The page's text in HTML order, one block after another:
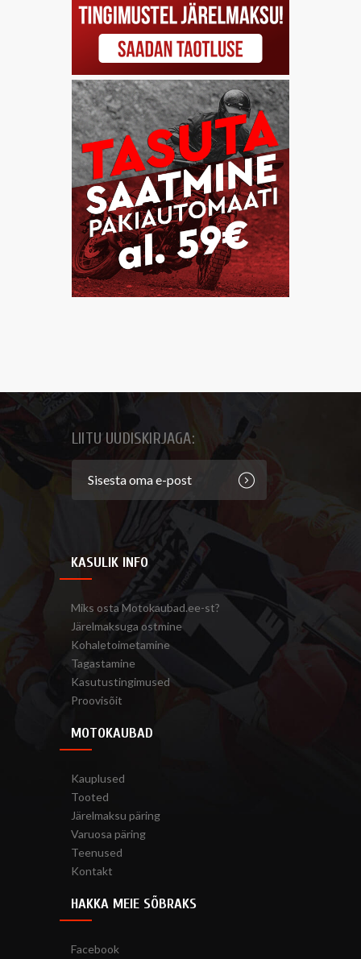
LIITU UUDISKIRJAGA:
KASULIK INFO
Miks osta Motokaubad.ee-st?
Järelmaksuga ostmine
Kohaletoimetamine
Tagastamine
Kasutustingimused
Proovisõit
MOTOKAUBAD
Kauplused
Tooted
Järelmaksu päring
Varuosa päring
Teenused
Kontakt
HAKKA MEIE SÕBRAKS
Facebook